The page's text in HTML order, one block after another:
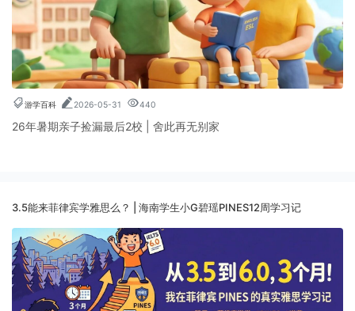
游学百科 2026-05-31 440
26年暑期亲子捡漏最后2校 | 舍此再无别家
3.5能来菲律宾学雅思么？ | 海南学生小G碧瑶PINES12周学习记